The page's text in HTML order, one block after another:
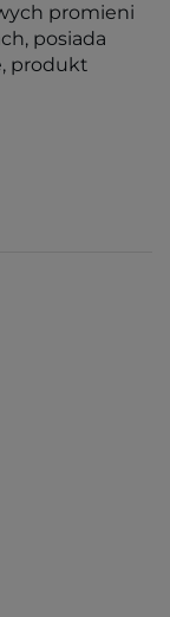
promieni
posiada
produkt